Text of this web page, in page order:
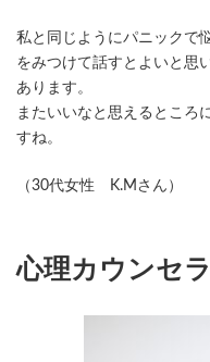
私と同じようにパニックで
をみつけて話すとよいと思
あります。
またいいなと思えるところ
すね。
（30代女性 K.Mさん）
心理カウンセ